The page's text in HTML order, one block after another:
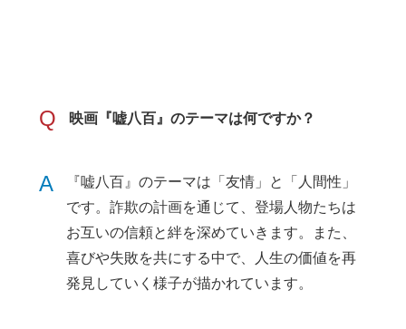
Q 映画『嘘八百』のテーマは何ですか？
A
『嘘八百』のテーマは「友情」と「人間性」
です。詐欺の計画を通じて、登場人物たちは
お互いの信頼と絆を深めていきます。また、
喜びや失敗を共にする中で、人生の価値を再
発見していく様子が描かれています。